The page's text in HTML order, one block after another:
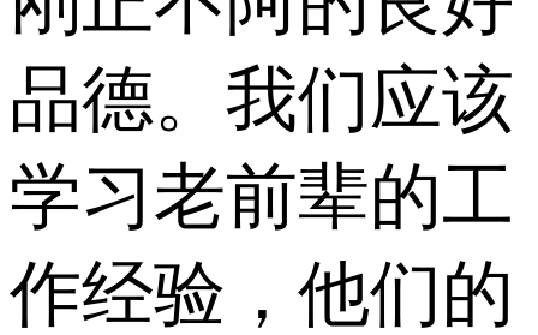
品德。我们应该
学习老前辈的工
作经验，他们的